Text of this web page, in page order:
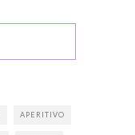
APERITIVO